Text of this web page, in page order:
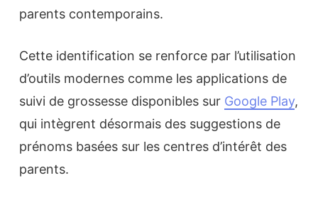
parents contemporains.
Cette identification se renforce par l’utilisation
d’outils modernes comme les applications de
suivi de grossesse disponibles sur Google Play,
qui intègrent désormais des suggestions de
prénoms basées sur les centres d’intérêt des
parents.